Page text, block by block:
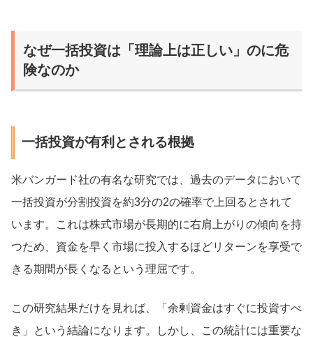
なぜ一括投資は「理論上は正しい」のに危
険なのか
一括投資が有利とされる根拠
米バンガード社の有名な研究では、過去のデータにおいて
一括投資が分割投資を約3分の2の確率で上回るとされて
います。これは株式市場が長期的に右肩上がりの傾向を持
つため、資金を早く市場に投入するほどリターンを享受で
きる期間が長くなるという理屈です。
この研究結果だけを見れば、「余剰資金はすぐに投資すべ
き」という結論になります。しかし、この統計には重要な